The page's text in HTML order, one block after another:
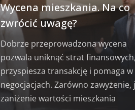
Wycena mieszkania. Na co
zwrócić uwagę?
Dobrze przeprowadzona wycena
pozwala uniknąć strat finansowych,
przyspiesza transakcję i pomaga w
negocjacjach. Zarówno zawyżenie,
zaniżenie wartości mieszkania